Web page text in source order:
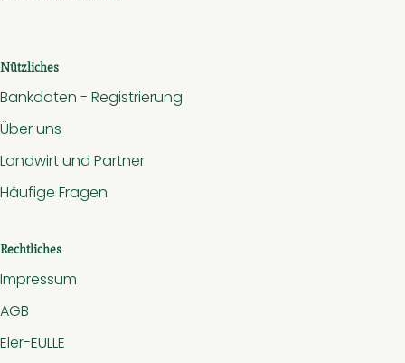
Nützliches
Bankdaten - Registrierung
Über uns
Landwirt und Partner
Häufige Fragen
Rechtliches
Impressum
AGB
Eler-EULLE